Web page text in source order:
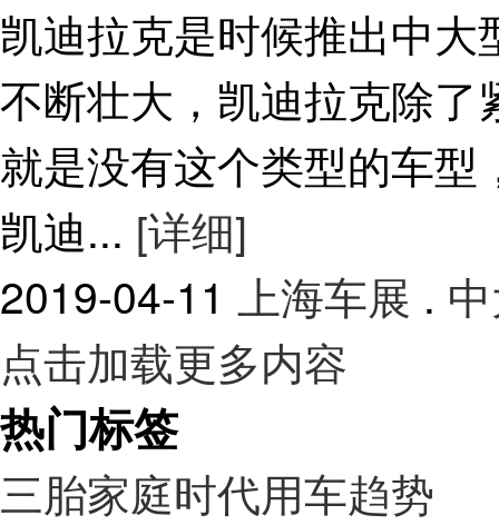
凯迪拉克是时候推出中
不断壮大，凯迪拉克除
就是没有这个类型的车
凯迪... [详细]
2019-04-11
上海车展 .
点击加载更多内容
热门标签
三胎家庭时代用车趋势